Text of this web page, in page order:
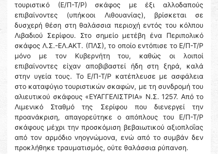
τουριστικό (Ε/Π-Τ/Ρ) σκάφος με έξι αλλοδαπούς
επιβαίνοντες (υπήκοοι Λιθουανίας), βρίσκεται σε
δυσχερή θέση στη θαλάσσια περιοχή εντός του κόλπου
Λιβαδιού Σερίφου. Στο σημείο μετέβη ένα Περιπολικό
σκάφος Λ.Σ.-ΕΛ.ΑΚΤ. (ΠΛΣ), το οποίο εντόπισε το Ε/Π-Τ/Ρ
μόνο με τον Κυβερνήτη του, καθώς οι λοιποί
επιβαίνοντες είχαν αποβιβαστεί ήδη στη ξηρά, καλά
στην υγεία τους. Το Ε/Π-Τ/Ρ κατέπλευσε με ασφάλεια
στο καταφύγιο τουριστικών σκαφών, με τη συνδρομή του
αλιευτικού σκάφους «ΕΥΑΓΓΕΛΙΣΤΡΙΑ» Ν.Σ. 1257. Από το
Λιμενικό Σταθμό της Σερίφου που διενεργεί την
προανάκριση, απαγορεύτηκε ο απόπλους του Ε/Π-Τ/Ρ
σκάφους μέχρι την προσκόμιση βεβαιωτικού αξιοπλοΐας
από τον αρμόδιο νηογνώμονα, ενώ από το συμβάν δεν
προκλήθηκε τραυματισμός, ούτε θαλάσσια ρύπανση.